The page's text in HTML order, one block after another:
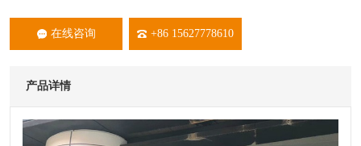
在线咨询 +86 15627778610
产品详情